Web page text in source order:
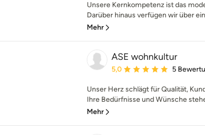
Unsere Kernkompetenz ist das
Darüber hinaus verfügen wir über
Mehr
ASE wohnkultur
Durchschnittliche
5,0 5
Unser Herz schlägt für Qualität,
Ihre Bedürfnisse und Wünsche
Mehr